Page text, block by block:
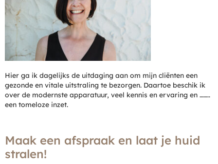
Hier ga ik dagelijks de uitdaging aan om mijn cliënten een
gezonde en vitale uitstraling te bezorgen. Daartoe beschik ik
over de modernste apparatuur, veel kennis en ervaring en ……..
een tomeloze inzet.
Maak een afspraak en laat je huid
stralen!